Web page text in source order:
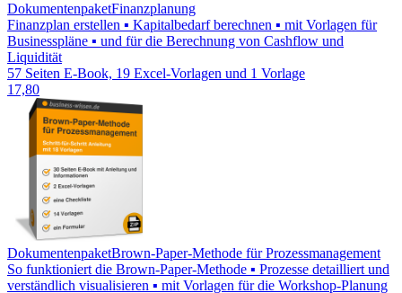
DokumentenpaketFinanzplanung
Finanzplan erstellen ▪ Kapitalbedarf berechnen ▪ mit Vorlagen für
Businesspläne ▪ und für die Berechnung von Cashflow und
Liquidität
57 Seiten E-Book, 19 Excel-Vorlagen und 1 Vorlage
17,80
DokumentenpaketBrown-Paper-Methode für Prozessmanagement
So funktioniert die Brown-Paper-Methode ▪ Prozesse detailliert und
verständlich visualisieren ▪ mit Vorlagen für die Workshop-Planung